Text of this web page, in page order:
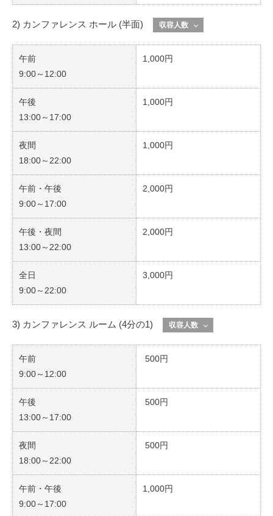
2) カンファレンス ホール (半面) 収容人数
午前
9:00～12:00
1,000円
午後
13:00～17:00
1,000円
夜間
18:00～22:00
1,000円
午前・午後
9:00～17:00
2,000円
午後・夜間
13:00～22:00
2,000円
全日
9:00～22:00
3,000円
3) カンファレンス ルーム (4分の1) 収容人数
午前
9:00～12:00
500円
午後
13:00～17:00
500円
夜間
18:00～22:00
500円
午前・午後
9:00～17:00
1,000円